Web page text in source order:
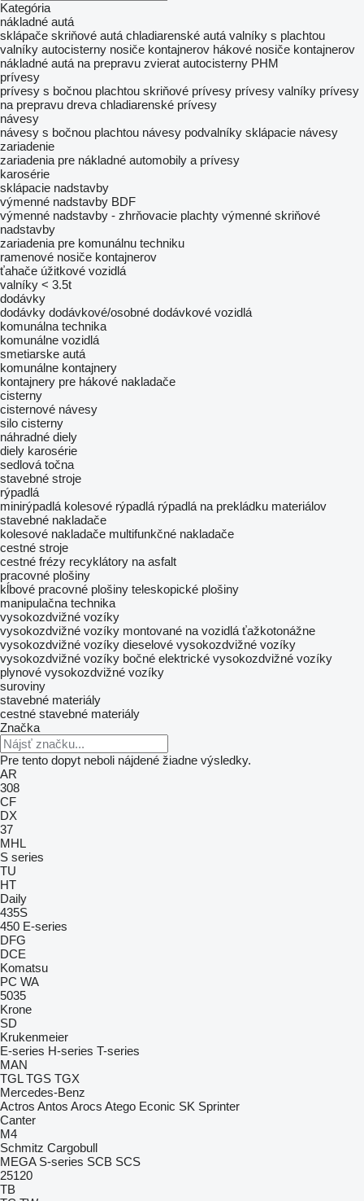
Kategória
nákladné autá
sklápače skriňové autá chladiarenské autá valníky s plachtou
valníky autocisterny nosiče kontajnerov hákové nosiče kontajnerov
nákladné autá na prepravu zvierat autocisterny PHM
prívesy
prívesy s bočnou plachtou skriňové prívesy prívesy valníky prívesy
na prepravu dreva chladiarenské prívesy
návesy
návesy s bočnou plachtou návesy podvalníky sklápacie návesy
zariadenie
zariadenia pre nákladné automobily a prívesy
karosérie
sklápacie nadstavby
výmenné nadstavby BDF
výmenné nadstavby - zhrňovacie plachty výmenné skriňové
nadstavby
zariadenia pre komunálnu techniku
ramenové nosiče kontajnerov
ťahače úžitkové vozidlá
valníky < 3.5t
dodávky
dodávky dodávkové/osobné dodávkové vozidlá
komunálna technika
komunálne vozidlá
smetiarske autá
komunálne kontajnery
kontajnery pre hákové nakladače
cisterny
cisternové návesy
silo cisterny
náhradné diely
diely karosérie
sedlová točna
stavebné stroje
rýpadlá
minirýpadlá kolesové rýpadlá rýpadlá na prekládku materiálov
stavebné nakladače
kolesové nakladače multifunkčné nakladače
cestné stroje
cestné frézy recyklátory na asfalt
pracovné plošiny
kĺbové pracovné plošiny teleskopické plošiny
manipulačna technika
vysokozdvižné vozíky
vysokozdvižné vozíky montované na vozidlá ťažkotonážne
vysokozdvižné vozíky dieselové vysokozdvižné vozíky
vysokozdvižné vozíky bočné elektrické vysokozdvižné vozíky
plynové vysokozdvižné vozíky
suroviny
stavebné materiály
cestné stavebné materiály
Značka
Pre tento dopyt neboli nájdené žiadne výsledky.
AR
308
CF
DX
37
MHL
S series
TU
HT
Daily
435S
450 E-series
DFG
DCE
Komatsu
PC WA
5035
Krone
SD
Krukenmeier
E-series H-series T-series
MAN
TGL TGS TGX
Mercedes-Benz
Actros Antos Arocs Atego Econic SK Sprinter
Canter
M4
Schmitz Cargobull
MEGA S-series SCB SCS
25120
TB